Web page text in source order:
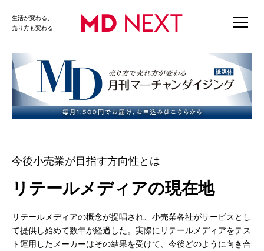
生活が変わる、
売り方も変わる
今後小売業が目指す方向性とは
リテールメディアの現在地
リテールメディアの概念が提唱され、小売業各社がサービスとし
て提供し始めて数年が経過した。実際にリテールメディアをテス
ト運用したメーカーはその結果を受けて、今後どのように向き合